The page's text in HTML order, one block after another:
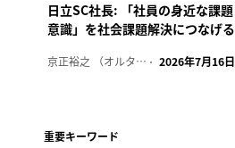
日立SC社長: 「社員の身近な課題
意識」を社会課題解決につなげる
京正裕之 （オルタナ副編集長） 2026年7月16日
重要キーワード